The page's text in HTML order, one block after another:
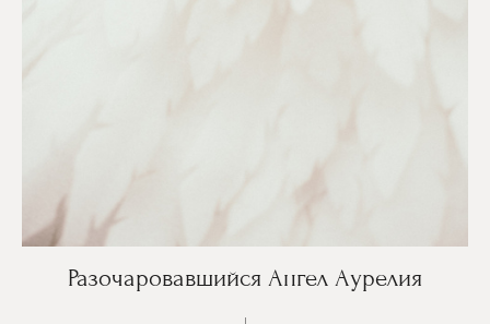
Разочаровавшийся Ангел Аурелия